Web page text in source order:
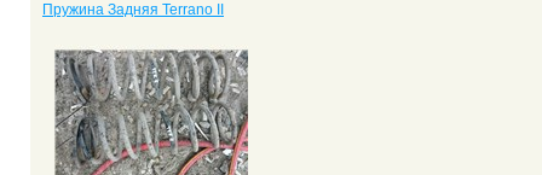
Пружина Задняя Terrano II